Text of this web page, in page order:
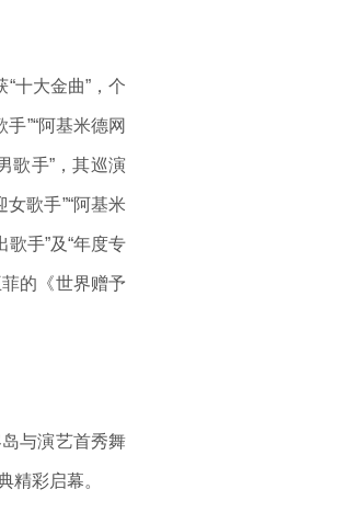
十大金曲”，个
”“阿基米德网
歌手”，其巡演
歌手”“阿基米
手”及“年度专
的《世界赠予
与演艺首秀舞
精彩启幕。